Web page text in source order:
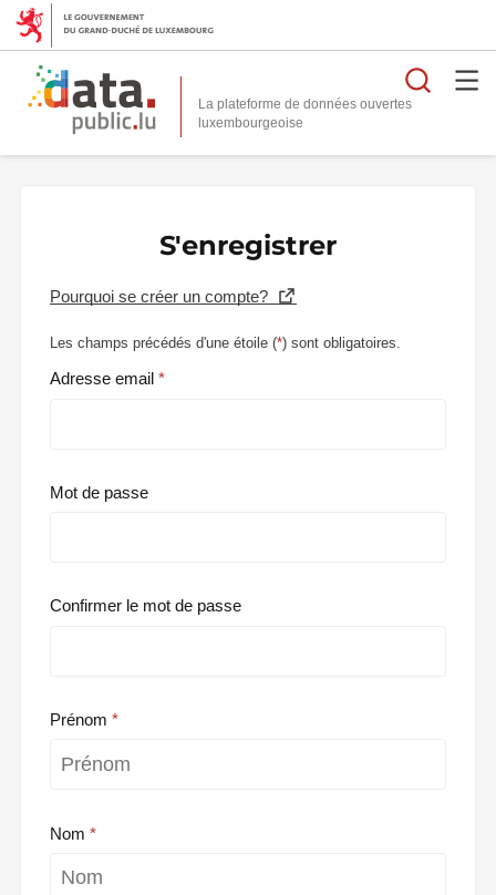
La plateforme de données ouvertes
S'enregistrer
Pourquoi se créer un compte?
Les champs précédés d'une étoile (*) sont obligatoires.
Adresse email
Mot de passe
Confirmer le mot de passe
Prénom
Nom